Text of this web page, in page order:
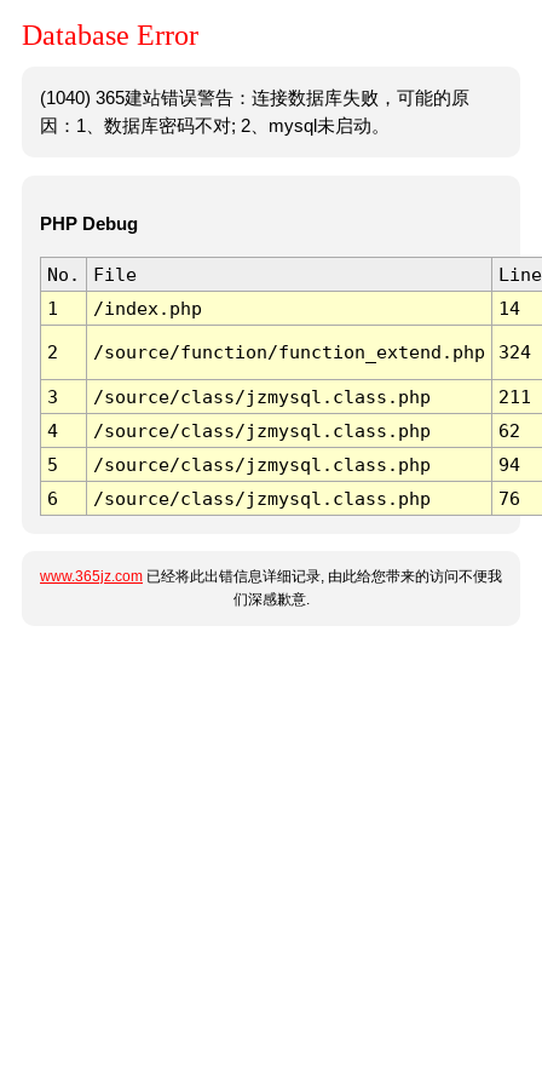
Database Error
(1040) 365建站错误警告：连接数据库失败，可能的原
因：1、数据库密码不对; 2、mysql未启动。
PHP Debug
No. File
Line
1
/index.php 14
2 /source/function/function_extend.php 324
3 /source/class/jzmysql.class.php
211
4
/source/class/jzmysql.class.php
62
5
/source/class/jzmysql.class.php
94
6
/source/class/jzmysql.class.php 76
www.365jz.com 已经将此出错信息详细记录, 由此给您带来的访问不便我
们深感歉意.